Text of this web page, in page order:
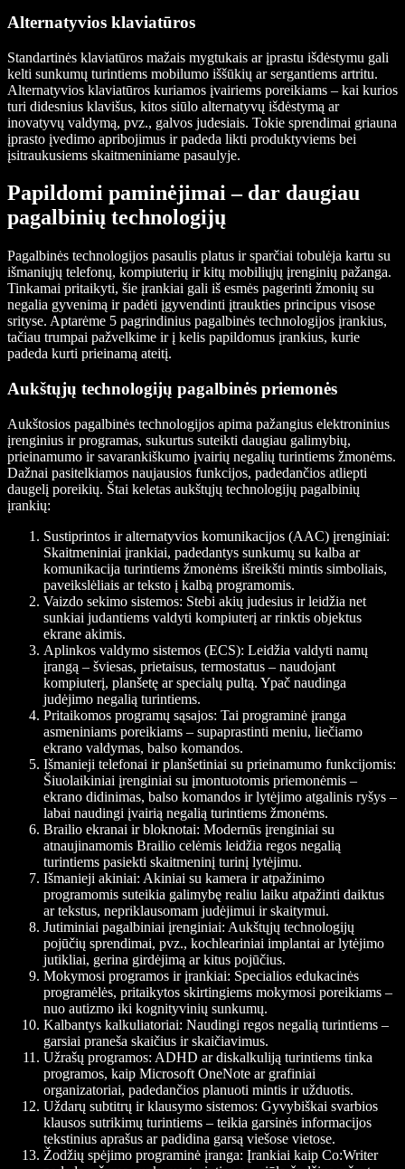
Alternatyvios klaviatūros
Standartinės klaviatūros mažais mygtukais ar įprastu išdėstymu gali
kelti sunkumų turintiems mobilumo iššūkių ar sergantiems artritu.
Alternatyvios klaviatūros kuriamos įvairiems poreikiams – kai kurios
turi didesnius klavišus, kitos siūlo alternatyvų išdėstymą ar
inovatyvų valdymą, pvz., galvos judesiais. Tokie sprendimai griauna
įprasto įvedimo apribojimus ir padeda likti produktyviems bei
įsitraukusiems skaitmeniniame pasaulyje.
Papildomi paminėjimai – dar daugiau
pagalbinių technologijų
Pagalbinės technologijos pasaulis platus ir sparčiai tobulėja kartu su
išmaniųjų telefonų, kompiuterių ir kitų mobiliųjų įrenginių pažanga.
Tinkamai pritaikyti, šie įrankiai gali iš esmės pagerinti žmonių su
negalia gyvenimą ir padėti įgyvendinti įtraukties principus visose
srityse. Aptarėme 5 pagrindinius pagalbinės technologijos įrankius,
tačiau trumpai pažvelkime ir į kelis papildomus įrankius, kurie
padeda kurti prieinamą ateitį.
Aukštųjų technologijų pagalbinės priemonės
Aukštosios pagalbinės technologijos apima pažangius elektroninius
įrenginius ir programas, sukurtus suteikti daugiau galimybių,
prieinamumo ir savarankiškumo įvairių negalių turintiems žmonėms.
Dažnai pasitelkiamos naujausios funkcijos, padedančios atliepti
daugelį poreikių. Štai keletas aukštųjų technologijų pagalbinių
įrankių:
Sustiprintos ir alternatyvios komunikacijos (AAC) įrenginiai:
Skaitmeniniai įrankiai, padedantys sunkumų su kalba ar
komunikacija turintiems žmonėms išreikšti mintis simboliais,
paveikslėliais ar teksto į kalbą programomis.
Vaizdo sekimo sistemos: Stebi akių judesius ir leidžia net
sunkiai judantiems valdyti kompiuterį ar rinktis objektus
ekrane akimis.
Aplinkos valdymo sistemos (ECS): Leidžia valdyti namų
įrangą – šviesas, prietaisus, termostatus – naudojant
kompiuterį, planšetę ar specialų pultą. Ypač naudinga
judėjimo negalią turintiems.
Pritaikomos programų sąsajos: Tai programinė įranga
asmeniniams poreikiams – supaprastinti meniu, liečiamo
ekrano valdymas, balso komandos.
Išmanieji telefonai ir planšetiniai su prieinamumo funkcijomis:
Šiuolaikiniai įrenginiai su įmontuotomis priemonėmis –
ekrano didinimas, balso komandos ir lytėjimo atgalinis ryšys –
labai naudingi įvairią negalią turintiems žmonėms.
Brailio ekranai ir bloknotai: Modernūs įrenginiai su
atnaujinamomis Brailio celėmis leidžia regos negalią
turintiems pasiekti skaitmeninį turinį lytėjimu.
Išmanieji akiniai: Akiniai su kamera ir atpažinimo
programomis suteikia galimybę realiu laiku atpažinti daiktus
ar tekstus, nepriklausomam judėjimui ir skaitymui.
Jutiminiai pagalbiniai įrenginiai: Aukštųjų technologijų
pojūčių sprendimai, pvz., kochleariniai implantai ar lytėjimo
jutikliai, gerina girdėjimą ar kitus pojūčius.
Mokymosi programos ir įrankiai: Specialios edukacinės
programėlės, pritaikytos skirtingiems mokymosi poreikiams –
nuo autizmo iki kognityvinių sunkumų.
Kalbantys kalkuliatoriai: Naudingi regos negalią turintiems –
garsiai praneša skaičius ir skaičiavimus.
Užrašų programos: ADHD ar diskalkuliją turintiems tinka
programos, kaip Microsoft OneNote ar grafiniai
organizatoriai, padedančios planuoti mintis ir užduotis.
Uždarų subtitrų ir klausymo sistemos: Gyvybiškai svarbios
klausos sutrikimų turintiems – teikia garsinės informacijos
tekstinius aprašus ar padidina garsą viešose vietose.
Žodžių spėjimo programinė įranga: Įrankiai kaip Co:Writer